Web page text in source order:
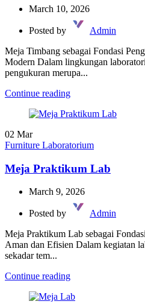
March 10, 2026
Posted by
Admin
Meja Timbang sebagai Fondasi
Modern Dalam lingkungan
pengukuran merupa...
Continue reading
02 Mar
Furniture Laboratorium
Meja Praktikum Lab
March 9, 2026
Posted by
Admin
Meja Praktikum Lab sebagai
Aman dan Efisien Dalam kegiatan
sekadar tem...
Continue reading